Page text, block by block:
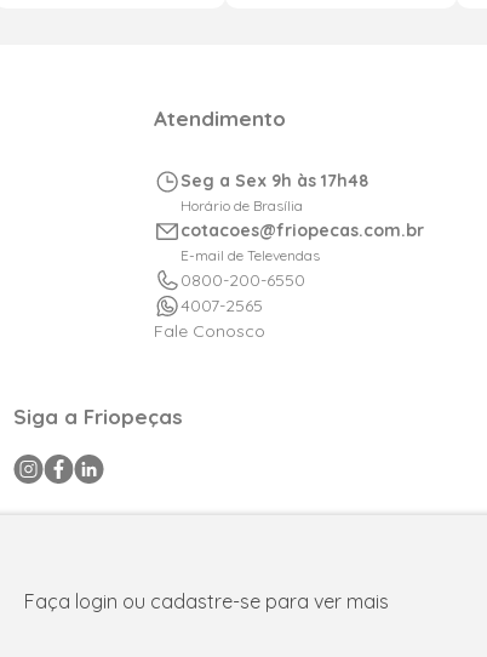
Faça login ou cadastre-se para ver mais
Atendimento
Seg a Sex 9h às 17h48
Horário de Brasília
cotacoes@friopecas.com.br
E-mail de Televendas
0800-200-6550
4007-2565
Fale Conosco
Siga a Friopeças
.Todos os direitos reservados © 2025. Preços e